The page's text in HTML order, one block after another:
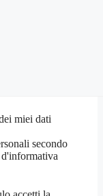
miei dati
secondo